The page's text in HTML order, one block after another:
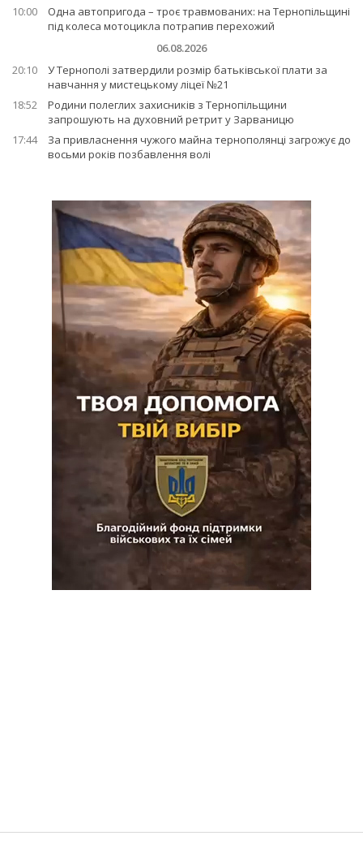
10:00
Одна автопригода – троє травмованих: на Тернопільщині
під колеса мотоцикла потрапив перехожий
06.08.2026
20:10
У Тернополі затвердили розмір батьківської плати за
навчання у мистецькому ліцеї №21
18:52
Родини полеглих захисників з Тернопільщини
запрошують на духовний ретрит у Зарваницю
17:44
За привласнення чужого майна тернополянці загрожує до
восьми років позбавлення волі